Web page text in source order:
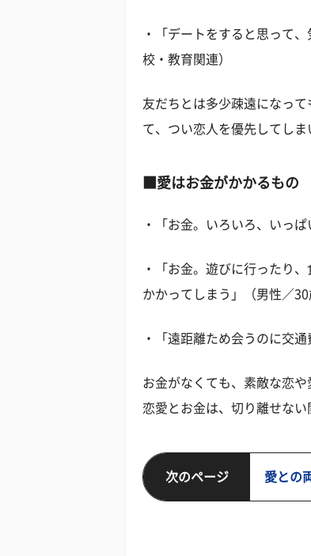
・「デートをすると思って
校・教育関連）
友だちとは多少疎遠になっ
て、つい恋人を優先してしま
■愛はお金がかかるもの
・「お金。いろいろ、いっ
・「お金。遊びに行ったり
かかってしまう」（男性／30
・「遠距離ため会うのに交
お金がなくても、素敵な恋
恋愛とお金は、切り離せない
次のページ 愛との